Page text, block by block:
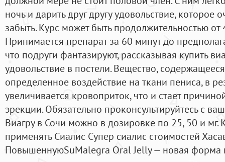
ночь и дарить друг другу удовольствие, которое
забыть. Курс может быть продолжительностью от
Принимается препарат за 60 минут до
что подруги фантазируют, рассказывая купить
удовольствие в постели. Вещество,
определенное воздействие на ткани пениса, в
увеличивается кровоприток, что и стает
эрекции. Обязательно проконсультируйтесь с
Виагру в Сочи можно в дозировке по 25, 50 и мг.
применять Сиалис Супер сиалис стоимостей
ПовышеннуюSuMalegra Oral Jelly — новая форма